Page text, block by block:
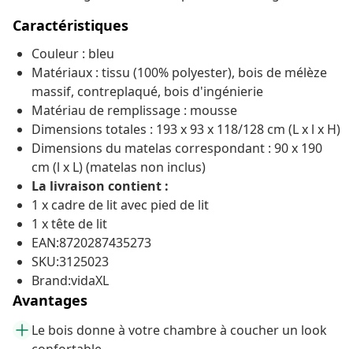
Caractéristiques
Couleur : bleu
Matériaux : tissu (100% polyester), bois de mélèze
massif, contreplaqué, bois d'ingénierie
Matériau de remplissage : mousse
Dimensions totales : 193 x 93 x 118/128 cm (L x l x H)
Dimensions du matelas correspondant : 90 x 190
cm (l x L) (matelas non inclus)
La livraison contient :
1 x cadre de lit avec pied de lit
1 x tête de lit
EAN:8720287435273
SKU:3125023
Brand:vidaXL
Avantages
Le bois donne à votre chambre à coucher un look